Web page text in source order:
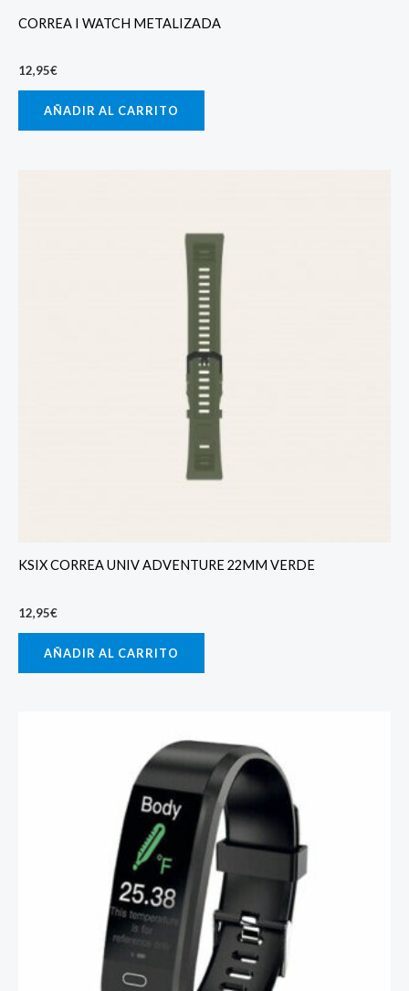
CORREA I WATCH METALIZADA
12,95€
AÑADIR AL CARRITO
KSIX CORREA UNIV ADVENTURE 22MM VERDE
12,95€
AÑADIR AL CARRITO